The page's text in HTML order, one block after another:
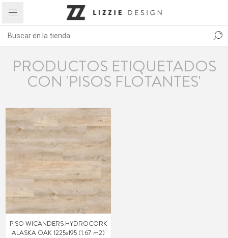
PRODUCTOS ETIQUETADOS
CON 'PISOS FLOTANTES'
PISO WICANDERS HYDROCORK
ALASKA OAK 1225x195 (1.67 m2)